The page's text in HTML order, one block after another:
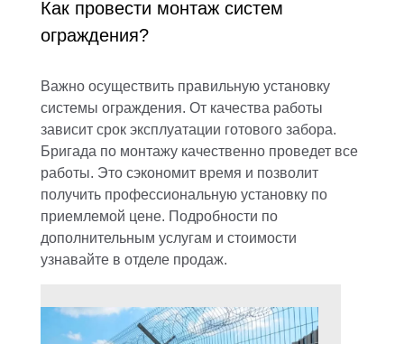
Как провести монтаж систем
ограждения?
Важно осуществить правильную установку
системы ограждения. От качества работы
зависит срок эксплуатации готового забора.
Бригада по монтажу качественно проведет все
работы. Это сэкономит время и позволит
получить профессиональную установку по
приемлемой цене. Подробности по
дополнительным услугам и стоимости
узнавайте в отделе продаж.